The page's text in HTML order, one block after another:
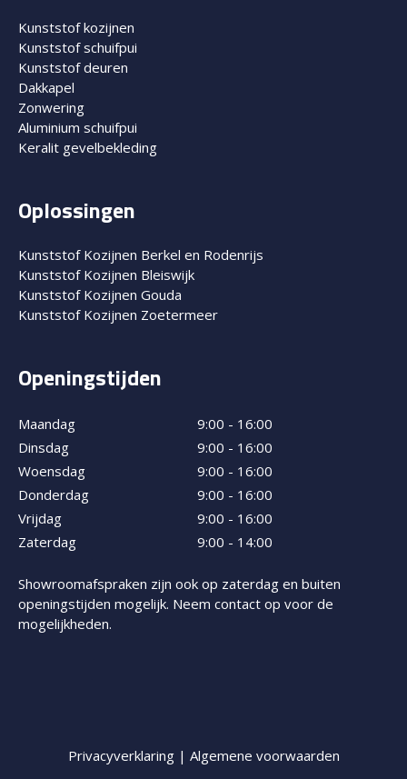
Kunststof kozijnen
Kunststof schuifpui
Kunststof deuren
Dakkapel
Zonwering
Aluminium schuifpui
Keralit gevelbekleding
Oplossingen
Kunststof Kozijnen Berkel en Rodenrijs
Kunststof Kozijnen Bleiswijk
Kunststof Kozijnen Gouda
Kunststof Kozijnen Zoetermeer
Openingstijden
Maandag
9:00 - 16:00
Dinsdag
9:00 - 16:00
Woensdag
9:00 - 16:00
Donderdag
9:00 - 16:00
Vrijdag
9:00 - 16:00
Zaterdag
9:00 - 14:00
Showroomafspraken zijn ook op zaterdag en buiten
openingstijden mogelijk. Neem contact op voor de
mogelijkheden.
Privacyverklaring | Algemene voorwaarden